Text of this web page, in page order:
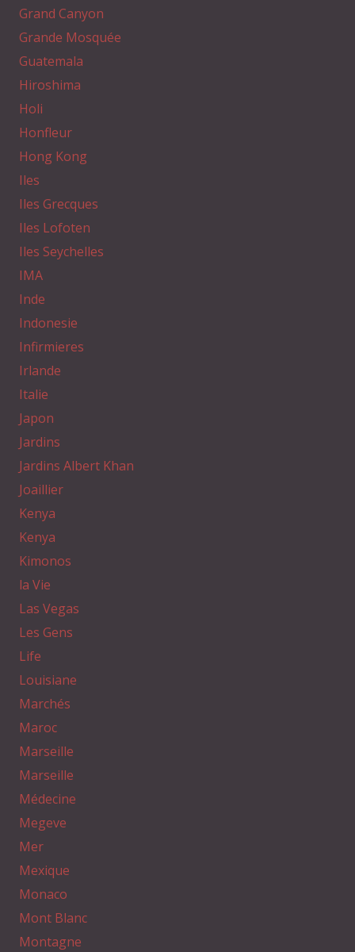
Grand Canyon
Grande Mosquée
Guatemala
Hiroshima
Holi
Honfleur
Hong Kong
Iles
Iles Grecques
Iles Lofoten
Iles Seychelles
IMA
Inde
Indonesie
Infirmieres
Irlande
Italie
Japon
Jardins
Jardins Albert Khan
Joaillier
Kenya
Kenya
Kimonos
la Vie
Las Vegas
Les Gens
Life
Louisiane
Marchés
Maroc
Marseille
Marseille
Médecine
Megeve
Mer
Mexique
Monaco
Mont Blanc
Montagne